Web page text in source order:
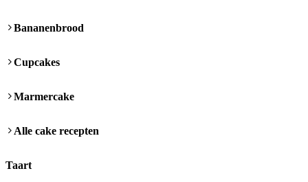
Bananenbrood
Cupcakes
Marmercake
Alle cake recepten
Taart